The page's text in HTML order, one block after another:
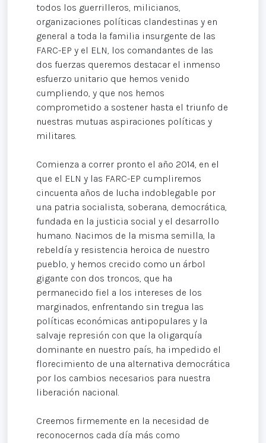
todos los guerrilleros, milicianos,
organizaciones políticas clandestinas y en
general a toda la familia insurgente de las
FARC-EP y el ELN, los comandantes de las
dos fuerzas queremos destacar el inmenso
esfuerzo unitario que hemos venido
cumpliendo, y que nos hemos
comprometido a sostener hasta el triunfo de
nuestras mutuas aspiraciones políticas y
militares.
Comienza a correr pronto el año 2014, en el
que el ELN y las FARC-EP cumpliremos
cincuenta años de lucha indoblegable por
una patria socialista, soberana, democrática,
fundada en la justicia social y el desarrollo
humano. Nacimos de la misma semilla, la
rebeldía y resistencia heroica de nuestro
pueblo, y hemos crecido como un árbol
gigante con dos troncos, que ha
permanecido fiel a los intereses de los
marginados, enfrentando sin tregua las
políticas económicas antipopulares y la
salvaje represión con que la oligarquía
dominante en nuestro país, ha impedido el
florecimiento de una alternativa democrática
por los cambios necesarios para nuestra
liberación nacional.
Creemos firmemente en la necesidad de
reconocernos cada día más como